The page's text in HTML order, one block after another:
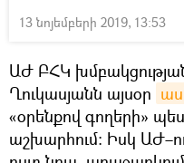
13 նոյեմբերի 2019, 13:53
ԱԺ ԲՀԿ
Ղուկասյանն այսօր
«օրենքով գողերի»
աշխարհում։ Իսկ